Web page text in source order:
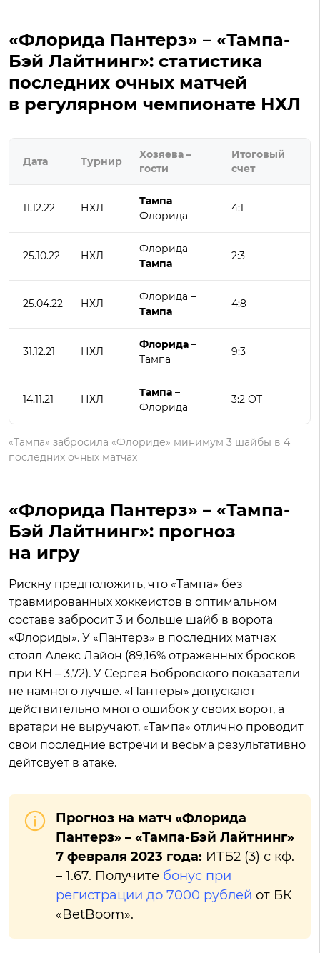
«Флорида Пантерз» – «Тампа-
Бэй Лайтнинг»: статистика
последних очных матчей
в регулярном чемпионате НХЛ
Дата Турнир
Хозяева –
гости
Итоговый
счет
11.12.22 НХЛ
Тампа –
Флорида
4:1
25.10.22 НХЛ
Флорида –
Тампа
2:3
25.04.22 НХЛ
Флорида –
Тампа
4:8
31.12.21 НХЛ
Флорида –
Тампа
9:3
14.11.21 НХЛ
Тампа –
Флорида
3:2 ОТ
«Тампа» забросила «Флориде» минимум 3 шайбы в 4
последних очных матчах
«Флорида Пантерз» – «Тампа-
Бэй Лайтнинг»: прогноз
на игру
Рискну предположить, что «Тампа» без
травмированных хоккеистов в оптимальном
составе забросит 3 и больше шайб в ворота
«Флориды». У «Пантерз» в последних матчах
стоял Алекс Лайон (89,16% отраженных бросков
при КН – 3,72). У Сергея Бобровского показатели
не намного лучше. «Пантеры» допускают
действительно много ошибок у своих ворот, а
вратари не выручают. «Тампа» отлично проводит
свои последние встречи и весьма результативно
дейтсвует в атаке.
Прогноз на матч «Флорида
Пантерз» – «Тампа-Бэй Лайтнинг»
7 февраля 2023 года: ИТБ2 (3) с кф.
– 1.67. Получите бонус при
регистрации до 7000 рублей от БК
«BetBoom».